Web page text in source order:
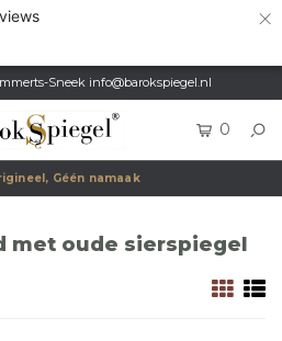
×
Sneek info@barokspiegel.nl
0
Géén namaak
met oude sierspiegel